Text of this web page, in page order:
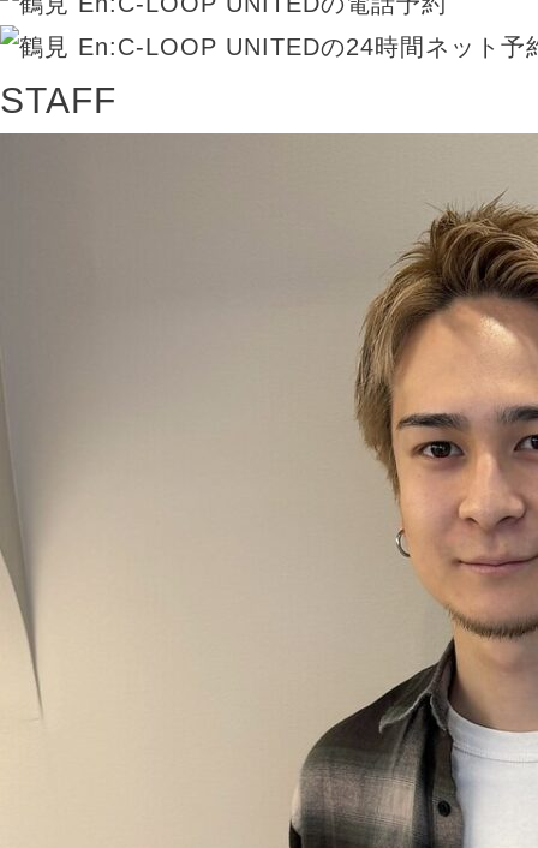
STAFF